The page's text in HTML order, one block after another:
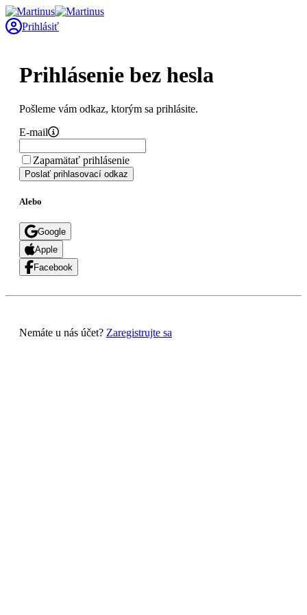
Prihlásiť
Prihlásenie bez hesla
Pošleme vám odkaz, ktorým sa prihlásite.
E-mail
Zapamätať prihlásenie
Poslať prihlasovací odkaz
Alebo
Google
Apple
Facebook
Nemáte u nás účet? Zaregistrujte sa